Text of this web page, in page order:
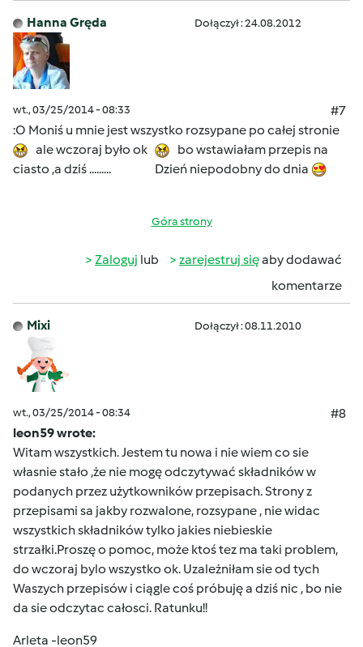
Hanna Gręda Dołączył : 24.08.2012
wt., 03/25/2014 - 08:33
#7
:O Moniś u mnie jest wszystko rozsypane po całej stronie
ale wczoraj było ok
bo wstawiałam przepis na
ciasto ,a dziś ......... Dzień niepodobny do dnia
Góra strony
Zaloguj lub zarejestruj sięaby dodawać
komentarze
Mixi Dołączył : 08.11.2010
wt., 03/25/2014 - 08:34
#8
leon59 wrote:
Witam wszystkich. Jestem tu nowa i nie wiem co sie
własnie stało ,że nie mogę odczytywać składników w
podanych przez użytkowników przepisach. Strony z
przepisami sa jakby rozwalone, rozsypane , nie widac
wszystkich składników tylko jakies niebieskie
strzałki.Proszę o pomoc, może ktoś tez ma taki problem,
do wczoraj bylo wszystko ok. Uzależniłam sie od tych
Waszych przepisów i ciągle coś próbuję a dziś nic , bo nie
da sie odczytac całosci. Ratunku!!
Arleta -leon59